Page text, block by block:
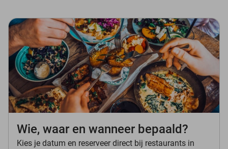
Wie, waar en wanneer bepaald?
Kies je datum en reserveer direct bij restaurants in